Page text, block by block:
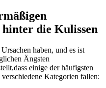
die ‍Kulissen
haben, und es ist
⁢Ängsten
einige der häufigsten
Kategorien fallen: